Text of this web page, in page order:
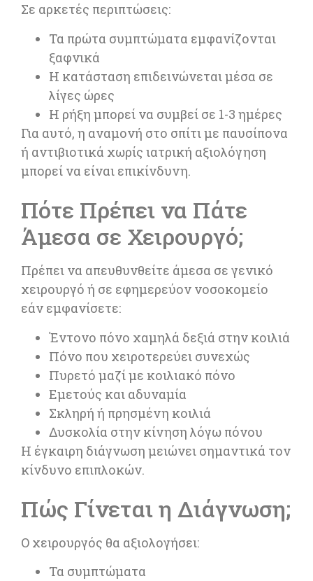
Σε αρκετές περιπτώσεις:
Τα πρώτα συμπτώματα εμφανίζονται
ξαφνικά
Η κατάσταση επιδεινώνεται μέσα σε
λίγες ώρες
Η ρήξη μπορεί να συμβεί σε 1-3 ημέρες
Για αυτό, η αναμονή στο σπίτι με παυσίπονα
ή αντιβιοτικά χωρίς ιατρική αξιολόγηση
μπορεί να είναι επικίνδυνη.
Πότε Πρέπει να Πάτε
Άμεσα σε Χειρουργό;
Πρέπει να απευθυνθείτε άμεσα σε γενικό
χειρουργό ή σε εφημερεύον νοσοκομείο
εάν εμφανίσετε:
Έντονο πόνο χαμηλά δεξιά στην κοιλιά
Πόνο που χειροτερεύει συνεχώς
Πυρετό μαζί με κοιλιακό πόνο
Εμετούς και αδυναμία
Σκληρή ή πρησμένη κοιλιά
Δυσκολία στην κίνηση λόγω πόνου
Η έγκαιρη διάγνωση μειώνει σημαντικά τον
κίνδυνο επιπλοκών.
Πώς Γίνεται η Διάγνωση;
Ο χειρουργός θα αξιολογήσει:
Τα συμπτώματα